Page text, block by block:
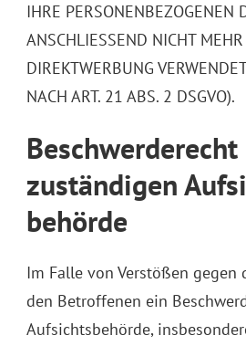
IHRE PERSONENBEZOGENEN
ANSCHLIESSEND NICHT
DIREKTWERBUNG
NACH ART. 21 ABS. 2 DSGVO).
zuständigen
behörde
Im Falle von Verstößen gegen
den Betroffenen ein
Aufsichtsbehörde,